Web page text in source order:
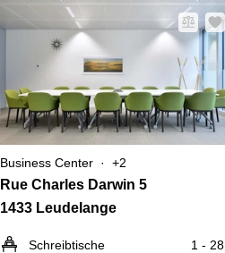
Business Center +2
Rue Charles Darwin 5
1433 Leudelange
Schreibtische
1 - 28